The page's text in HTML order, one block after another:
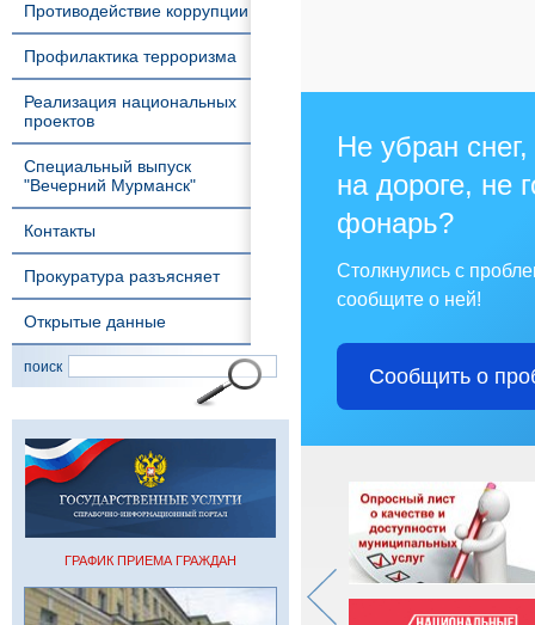
Противодействие коррупции
Профилактика терроризма
Реализация национальных
проектов
Специальный выпуск
"Вечерний Мурманск"
Контакты
Прокуратура разъясняет
Открытые данные
поиск
ГРАФИК ПРИЕМА ГРАЖДАН
Не убран
на дороге, не
фонарь?
Столкнулись с
сообщите о ней!
Сообщить о